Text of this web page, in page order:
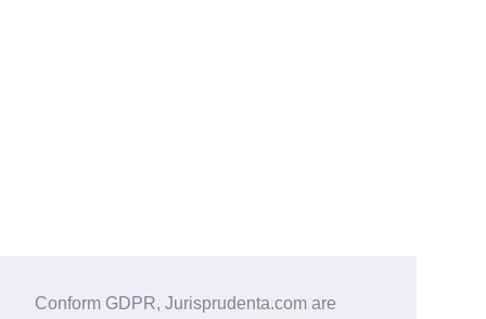
Conform GDPR, Jurisprudenta.com are